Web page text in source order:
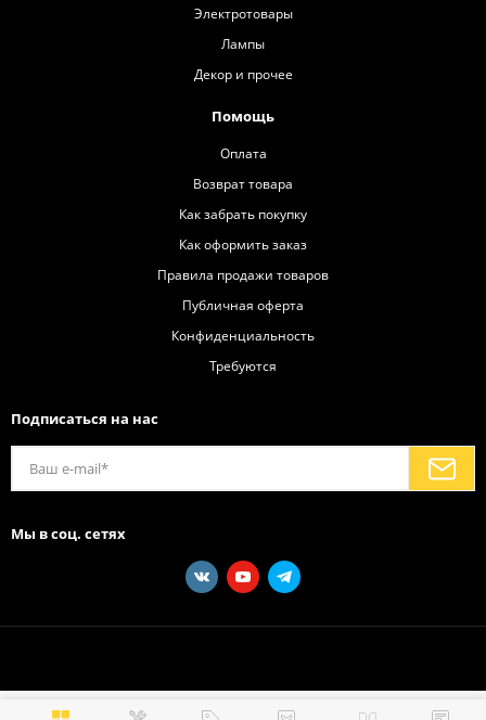
Электротовары
Лампы
Декор и прочее
Помощь
Оплата
Возврат товара
Как забрать покупку
Как оформить заказ
Правила продажи товаров
Публичная оферта
Конфиденциальность
Требуются
Подписаться на нас
Мы в соц. сетях